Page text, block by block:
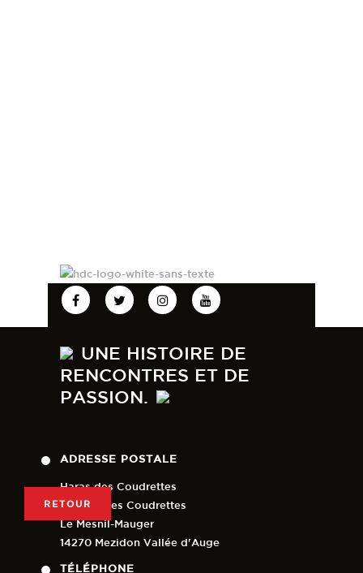
RETOUR
UNE HISTOIRE DE
RENCONTRES ET DE
PASSION.
ADRESSE POSTALE
Haras des Coudrettes
Lieu-dit Les Coudrettes
Le Mesnil-Mauger
14270 Mezidon Vallée d'Auge
TÉLÉPHONE